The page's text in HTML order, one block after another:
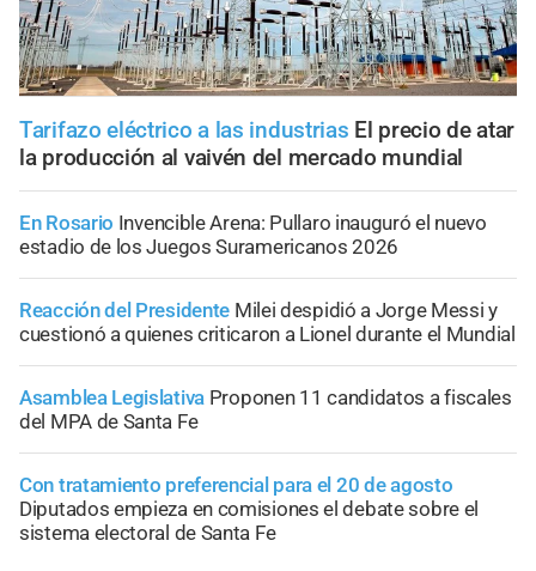
Tarifazo eléctrico a las industrias El precio de atar
la producción al vaivén del mercado mundial
En Rosario Invencible Arena: Pullaro inauguró el nuevo
estadio de los Juegos Suramericanos 2026
Reacción del Presidente Milei despidió a Jorge Messi y
cuestionó a quienes criticaron a Lionel durante el Mundial
Asamblea Legislativa Proponen 11 candidatos a fiscales
del MPA de Santa Fe
Con tratamiento preferencial para el 20 de agosto
Diputados empieza en comisiones el debate sobre el
sistema electoral de Santa Fe